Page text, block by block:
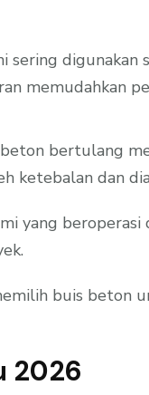
sering digunakan
memudahkan
bertulang
ketebalan dan
yang beroperasi
buis beton
2026